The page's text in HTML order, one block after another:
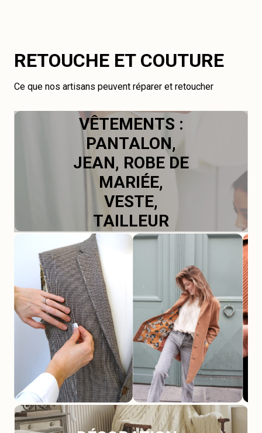
RETOUCHE ET COUTURE
Ce que nos artisans peuvent réparer et retoucher
VÊTEMENTS :
PANTALON,
JEAN, ROBE DE
MARIÉE,
VESTE,
TAILLEUR